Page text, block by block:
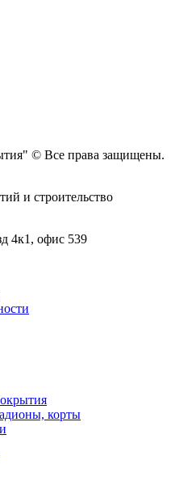
© Все права защищены.
и строительство
4к1, офис 539
корты